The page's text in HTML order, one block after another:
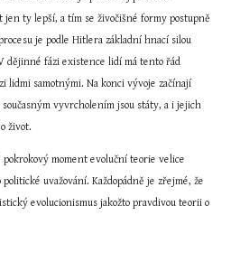
ty lepší, a tím se živočišné formy postupně
je podle Hitlera základní hnací silou
dějinné fázi existence lidí má tento řád
lidmi samotnými. Na konci vývoje začínají
vyvrcholením jsou státy, a i jejich
život.
pokrokový moment evoluční teorie velice
uvažování. Každopádně je zřejmé, že
evolucionismus jakožto pravdivou teorii o